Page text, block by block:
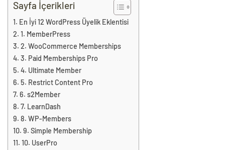
Aday
Sayfa İçerikleri
En İyi 12 WordPress Üyelik Eklentisi
1. MemberPress
2. WooCommerce Memberships
3. Paid Memberships Pro
4. Ultimate Member
5. Restrict Content Pro
6. s2Member
7. LearnDash
8. WP-Members
9. Simple Membership
10. UserPro